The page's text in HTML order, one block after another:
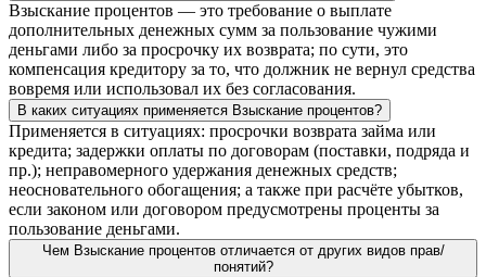
Взыскание процентов — это требование о выплате
дополнительных денежных сумм за пользование чужими
деньгами либо за просрочку их возврата; по сути, это
компенсация кредитору за то, что должник не вернул средства
вовремя или использовал их без согласования.
В каких ситуациях применяется Взыскание процентов?
Применяется в ситуациях: просрочки возврата займа или
кредита; задержки оплаты по договорам (поставки, подряда и
пр.); неправомерного удержания денежных средств;
неосновательного обогащения; а также при расчёте убытков,
если законом или договором предусмотрены проценты за
пользование деньгами.
Чем Взыскание процентов отличается от других видов прав/
понятий?